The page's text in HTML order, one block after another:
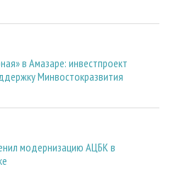
в Амазаре: инвестпроект
Минвостокразвития
модернизацию АЦБК в